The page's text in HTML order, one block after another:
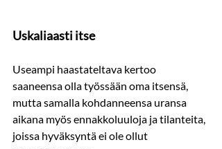
Uskaliaasti itse
Useampi haastateltava kertoo
saaneensa olla työssään oma itsensä,
mutta samalla kohdanneensa uransa
aikana myös ennakkoluuloja ja tilanteita,
joissa hyväksyntä ei ole ollut